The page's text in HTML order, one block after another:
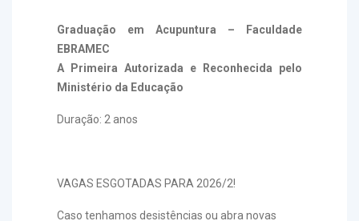
Graduação em Acupuntura – Faculdade
EBRAMEC
A Primeira Autorizada e Reconhecida pelo
Ministério da Educação
Duração: 2 anos
VAGAS ESGOTADAS PARA 2026/2!
Caso tenhamos desistências ou abra novas